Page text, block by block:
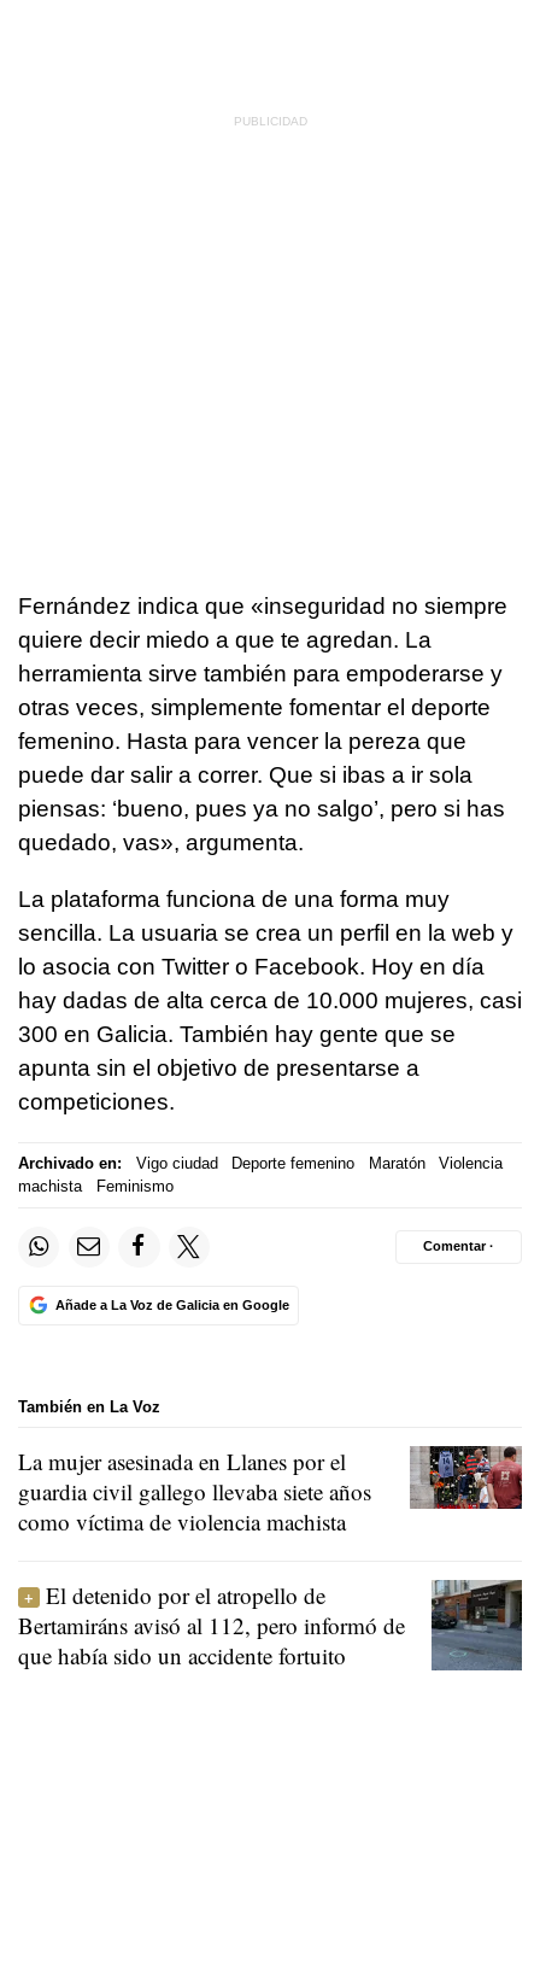
Fernández indica que «inseguridad no siempre
quiere decir miedo a que te agredan. La
herramienta sirve también para empoderarse y
otras veces, simplemente fomentar el deporte
femenino. Hasta para vencer la pereza que
puede dar salir a correr. Que si ibas a ir sola
piensas: ‘bueno, pues ya no salgo’, pero si has
quedado, vas», argumenta.
La plataforma funciona de una forma muy
sencilla. La usuaria se crea un perfil en la web y
lo asocia con Twitter o Facebook. Hoy en día
hay dadas de alta cerca de 10.000 mujeres, casi
300 en Galicia. También hay gente que se
apunta sin el objetivo de presentarse a
competiciones.
Archivado en: Vigo ciudad Deporte femenino Maratón
Violencia
machista
Feminismo
Añade a La Voz de Galicia en Google
Comentar ·
También en La Voz
La mujer asesinada en Llanes por el
guardia civil gallego llevaba siete años
como víctima de violencia machista
El detenido por el atropello de
Bertamiráns avisó al 112, pero informó de
que había sido un accidente fortuito